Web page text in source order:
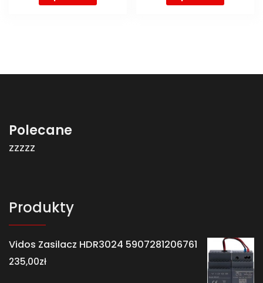
Polecane
zzzzz
Produkty
Vidos Zasilacz HDR3024 5907281206761
235,00zł